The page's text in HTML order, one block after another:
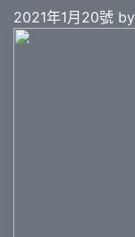
2021年1月20號 by